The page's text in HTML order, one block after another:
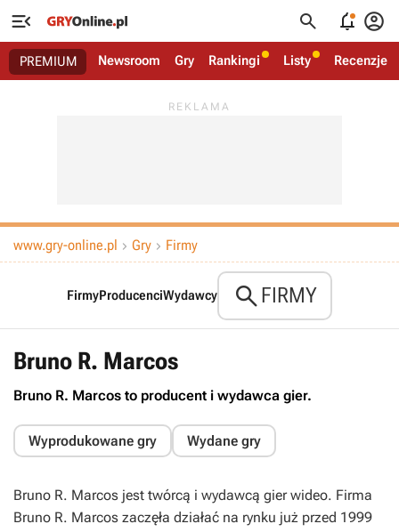
   
PREMIUM Newsroom Gry Rankingi Listy Recenzje
www.gry-online.pl  Gry  Firmy
FirmyProducenciWydawcy FIRMY
Bruno R. Marcos
Bruno R. Marcos to producent i wydawca gier.
Wyprodukowane gry Wydane gry
Bruno R. Marcos jest twórcą i wydawcą gier wideo. Firma
Bruno R. Marcos zaczęła działać na rynku już przed 1999